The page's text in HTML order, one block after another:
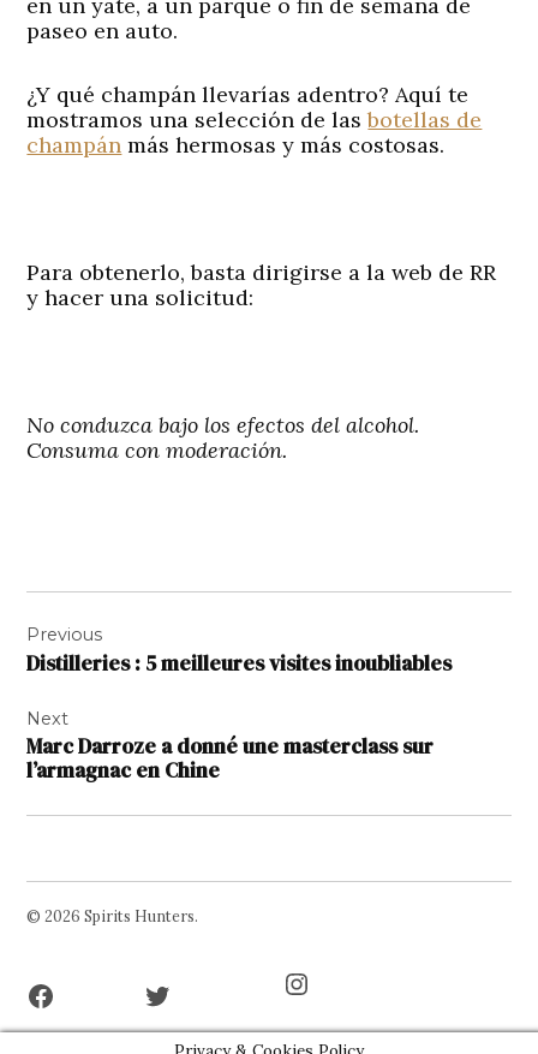
paseo en auto.
¿Y qué champán llevarías adentro? Aquí te
mostramos una selección de lasbotellas de
champán más hermosas y más costosas.
Para obtenerlo, basta dirigirse a la web de RR
y hacer una solicitud:
No conduzca bajo los efectos del alcohol.
Consuma con moderación.
de
l’article
Previous
Distilleries : 5 meilleures visites inoubliables
Next
Marc Darroze a donné une masterclass sur
l’armagnac en Chine
© 2026 Spirits Hunters.